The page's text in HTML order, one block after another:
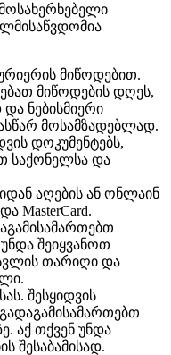
მიწოდებით.
მიწოდების დღეს,
ნებისმიერი
მოსამზადებლად.
დოკუმენტებს,
საქონელსა და
აღების ან ონლაინ
MasterCard.
შეიყვანოთ
თარიღი და
შესყიდვის
აქ თქვენ უნდა
შესაბამისად.